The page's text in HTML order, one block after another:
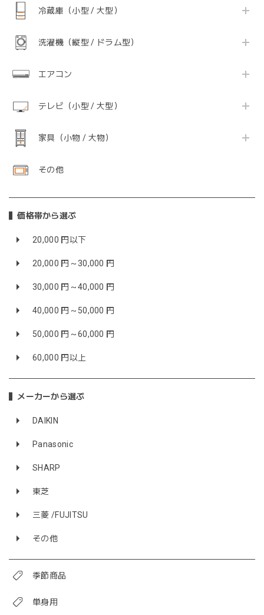
冷蔵庫（小型 / 大型）
洗濯機（縦型 / ドラム型）
エアコン
テレビ（小型 / 大型）
家具（小物 / 大物）
その他
価格帯から選ぶ
20,000 円以下
20,000 円～30,000 円
30,000 円～40,000 円
40,000 円～50,000 円
50,000 円～60,000 円
60,000 円以上
メーカーから選ぶ
DAIKIN
Panasonic
SHARP
東芝
三菱 /FUJITSU
その他
季節商品
単身用